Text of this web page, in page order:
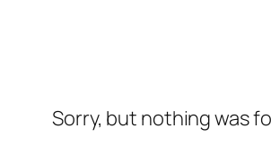
Sorry, but nothing was